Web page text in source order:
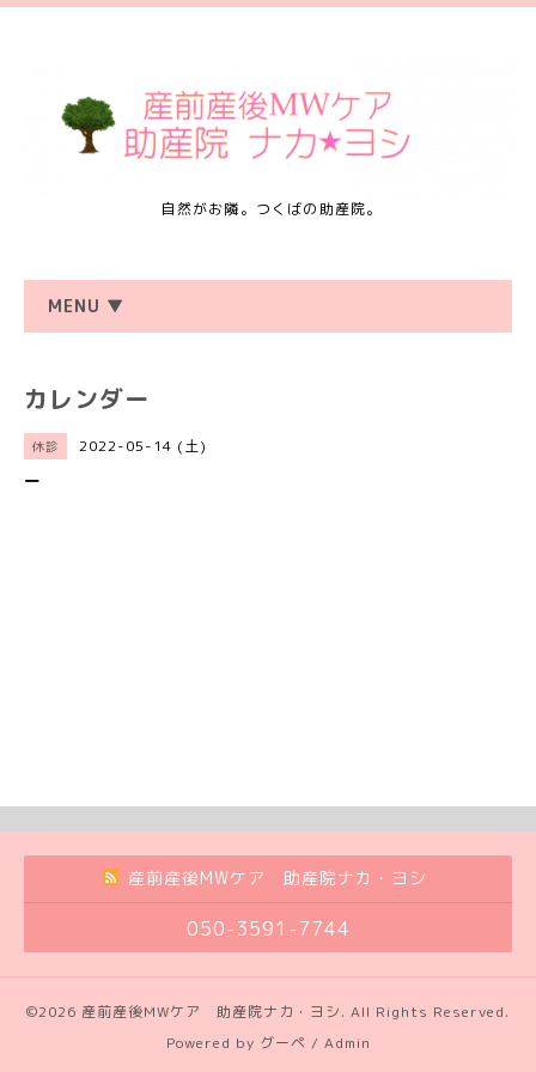
自然がお隣。つくばの助産院。
MENU ▼
カレンダー
休診 2022-05-14 (土)
ー
産前産後MWケア 助産院ナカ・ヨシ
050-3591-7744
©2026 産前産後MWケア 助産院ナカ・ヨシ. All Rights Reserved.
Powered by グーペ / Admin